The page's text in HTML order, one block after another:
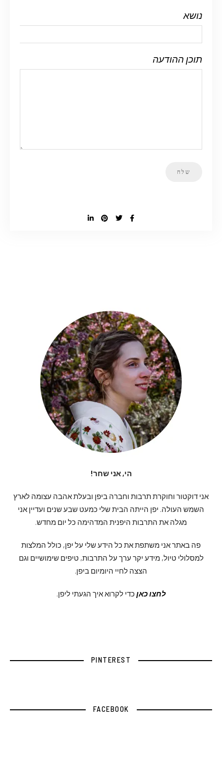
נושא
תוכן ההודעה
הי, אני שחר!
אני דוקטור וחוקרת תרבות וחברה ביפן ובעלת אהבה עצומה לארץ
השמש העולה. יפן הייתה הבית שלי כמעט שבע שנים ועדיין אני
מגלה את התרבות היפנית המדהימה כל יום מחדש.
פה באתר אני משתפת את כל הידע שלי על יפן, כולל המלצות
למסלולי טיול, מידע יקר ערך על התרבות, טיפים שימושיים וגם
הצצה לחיי היומיום ביפן.
לחצו כאן כדי לקרוא איך הגעתי ליפן.
PINTEREST
FACEBOOK